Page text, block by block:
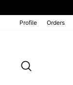
to
Profile Orders